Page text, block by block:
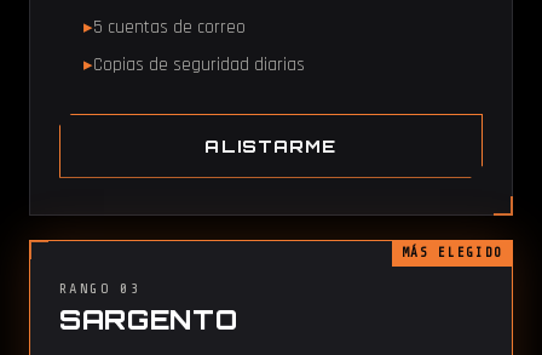
5 cuentas de correo
Copias de seguridad diarias
ALISTARME
MÁS ELEGIDO
RANGO 03
SARGENTO